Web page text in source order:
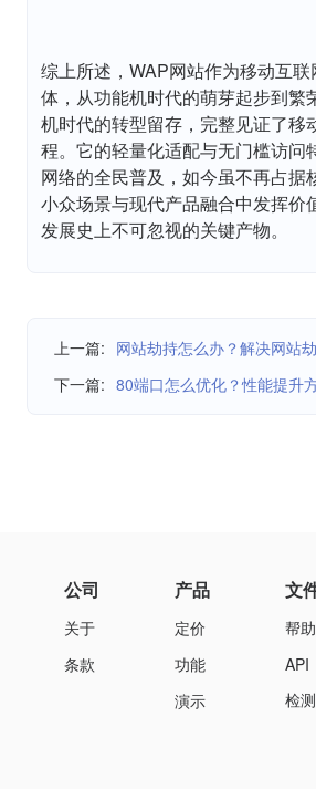
综上所述，WAP网站作为移动互
体，从功能机时代的萌芽起步到繁
机时代的转型留存，完整见证了移
程。它的轻量化适配与无门槛访问
网络的全民普及，如今虽不再占据
小众场景与现代产品融合中发挥价
发展史上不可忽视的关键产物。
上一篇: 网站劫持怎么办？解决网站
下一篇: 80端口怎么优化？性能提升
公司
关于
条款
产品
定价
功能
演示
文
帮助
API
检测